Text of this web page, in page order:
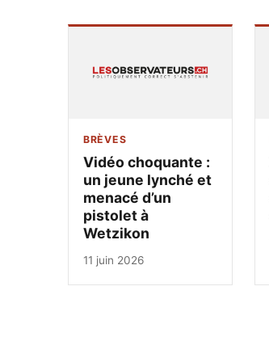
BRÈVES
Vidéo choquante :
un jeune lynché et
menacé d’un
pistolet à
Wetzikon
11 juin 2026